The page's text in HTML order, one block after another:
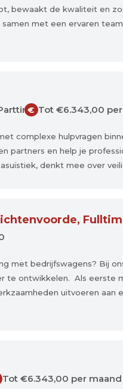
bewaakt de kwaliteit en
met een ervaren team
€ Tot €6.343,00
complexe hulpvragen
partners en help je
denkt mee over
met bedrijfswagens? Bij
te ontwikkelen. Als eerste
uitvoeren aan
Tot €6.343,00 per